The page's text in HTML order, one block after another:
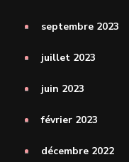
septembre 2023
juillet 2023
juin 2023
février 2023
décembre 2022